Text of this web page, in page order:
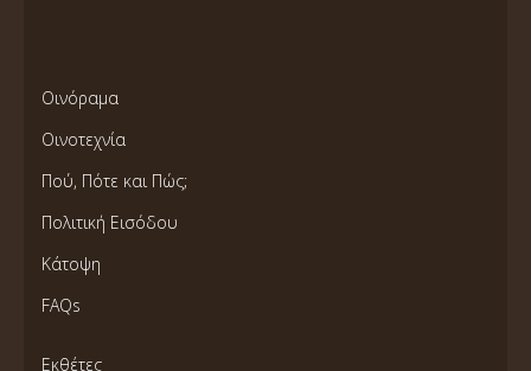
Οινόραμα
Οινοτεχνία
Πού, Πότε και Πώς;
Πολιτική Εισόδου
Κάτοψη
FAQs
Εκθέτες